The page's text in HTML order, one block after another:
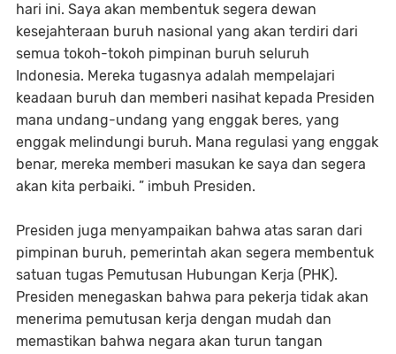
hari ini. Saya akan membentuk segera dewan
kesejahteraan buruh nasional yang akan terdiri dari
semua tokoh-tokoh pimpinan buruh seluruh
Indonesia. Mereka tugasnya adalah mempelajari
keadaan buruh dan memberi nasihat kepada Presiden
mana undang-undang yang enggak beres, yang
enggak melindungi buruh. Mana regulasi yang enggak
benar, mereka memberi masukan ke saya dan segera
akan kita perbaiki. ” imbuh Presiden.
Presiden juga menyampaikan bahwa atas saran dari
pimpinan buruh, pemerintah akan segera membentuk
satuan tugas Pemutusan Hubungan Kerja (PHK).
Presiden menegaskan bahwa para pekerja tidak akan
menerima pemutusan kerja dengan mudah dan
memastikan bahwa negara akan turun tangan